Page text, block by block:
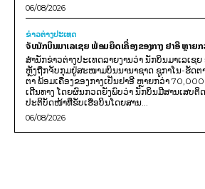
06/08/2026
ຂ່າວຕ່າງປະເທດ
ຈັບນັກບິນມາເລເຊຍ ພ້ອມຍຶດເຄື່ອງຂອງກາງ ຢາອີ ຫຼາຍກ
ສຳນັກຂ່າວຕ່າງປະເທດລາຍງານວ່າ ນັກບິນມາເລເຊ
ຫຼັງຖືກຈັບກຸມຢູ່ສະໜາມບິນນານາຊາດ ຊູກາໂນ-ຮັດຕ
ຕາ ພ້ອມເຄື່ອງຂອງກາງເປັນຢາອີ ຫຼາຍກວ່າ 70,000
ເດີນທາງ ໂດຍຜົນກວດຍັງພົບວ່າ ນັກບິນມີສານເສບຕິ
ປະຕິບັດໜ້າທີ່ຂັບເຮືອບິນໂດຍສານ...
06/08/2026